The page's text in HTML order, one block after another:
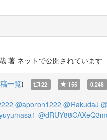
著 ネットで公開されています
一覧) 22 155 0.248
@aporon1222 @RakudaJ